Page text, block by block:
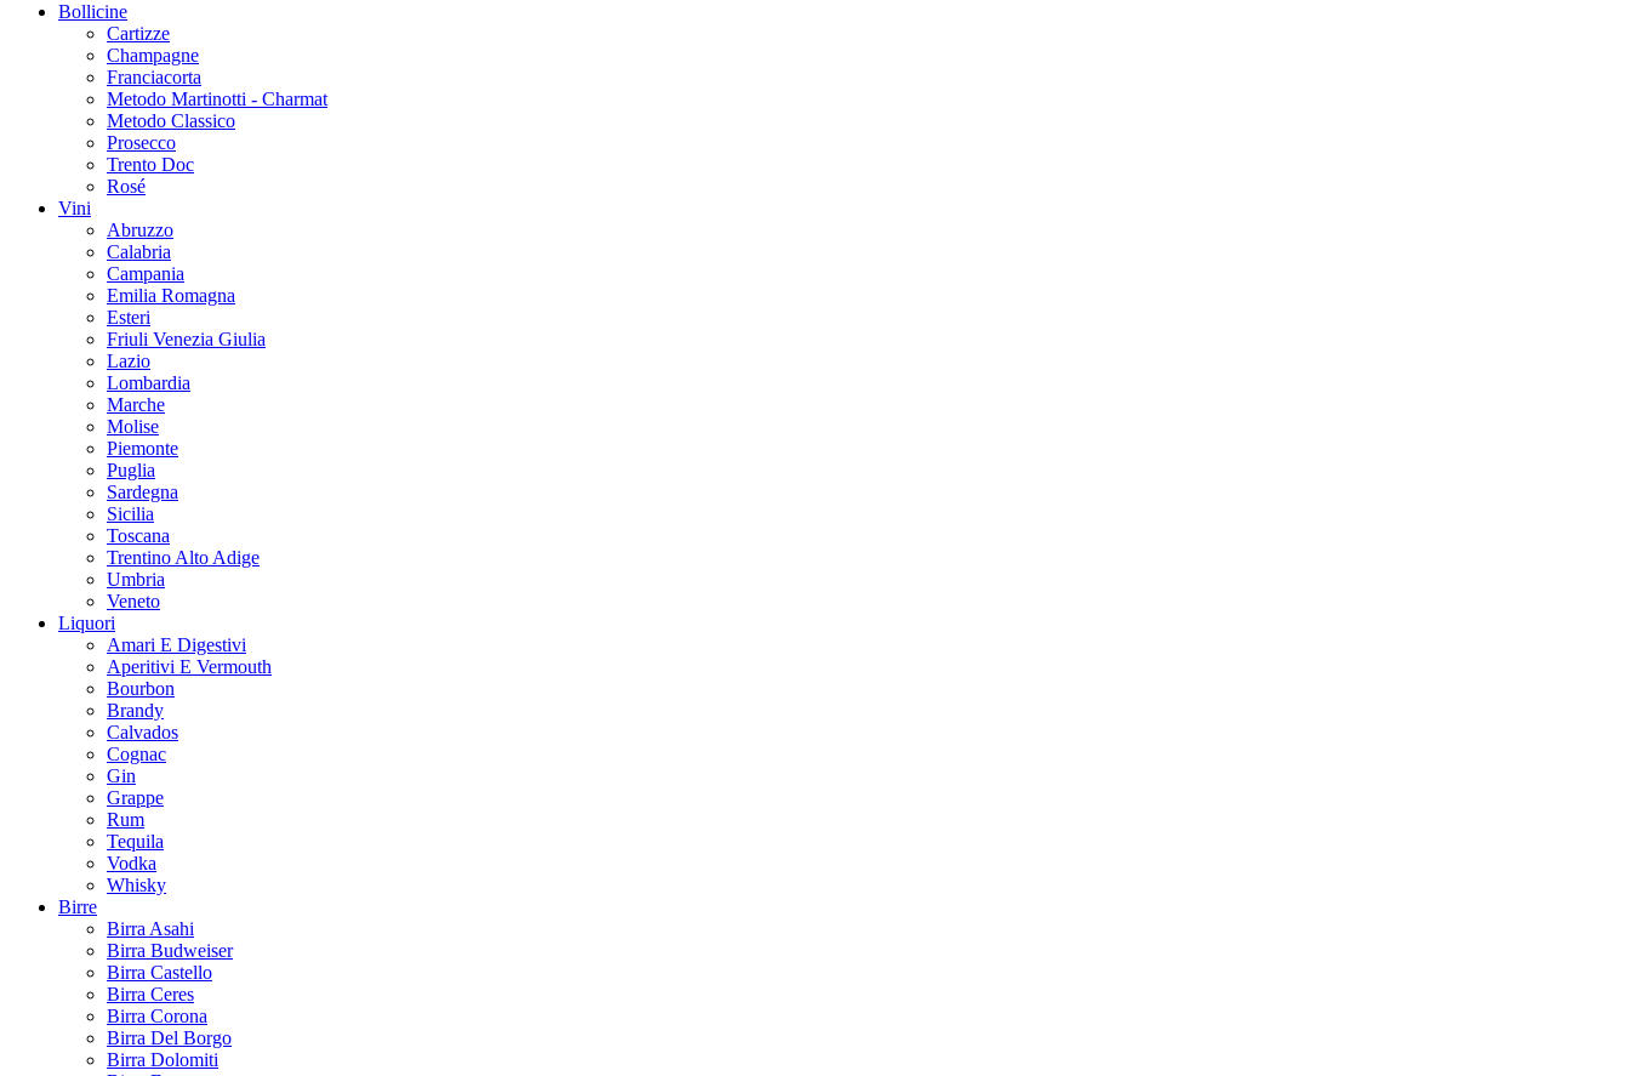
Bollicine
Cartizze
Champagne
Franciacorta
Metodo Martinotti - Charmat
Metodo Classico
Prosecco
Trento Doc
Rosé
Vini
Abruzzo
Calabria
Campania
Emilia Romagna
Esteri
Friuli Venezia Giulia
Lazio
Lombardia
Marche
Molise
Piemonte
Puglia
Sardegna
Sicilia
Toscana
Trentino Alto Adige
Umbria
Veneto
Liquori
Amari E Digestivi
Aperitivi E Vermouth
Bourbon
Brandy
Calvados
Cognac
Gin
Grappe
Rum
Tequila
Vodka
Whisky
Birre
Birra Asahi
Birra Budweiser
Birra Castello
Birra Ceres
Birra Corona
Birra Del Borgo
Birra Dolomiti